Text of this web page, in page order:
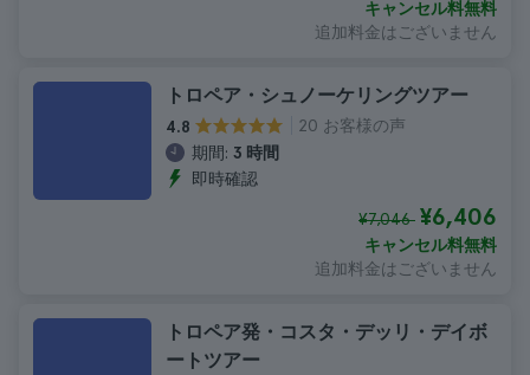
キャンセル料無料
追加料金はございません
トロペア・シュノーケリングツアー
4.8
20 お客様の声
期間: 3 時間
即時確認
¥7,046 ¥6,406
キャンセル料無料
追加料金はございません
トロペア発・コスタ・デッリ・デイボ
ートツアー